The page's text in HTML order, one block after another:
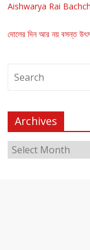
Aishwarya Rai
দোলের দিন আর নয় বসন্ত
Archives